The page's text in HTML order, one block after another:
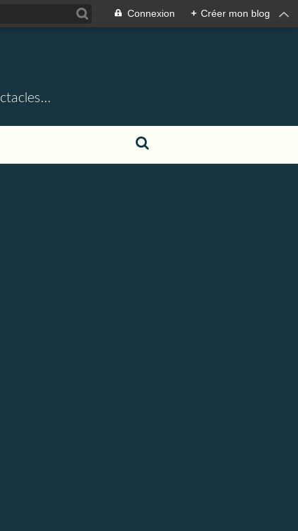
Connexion + Créer mon blog